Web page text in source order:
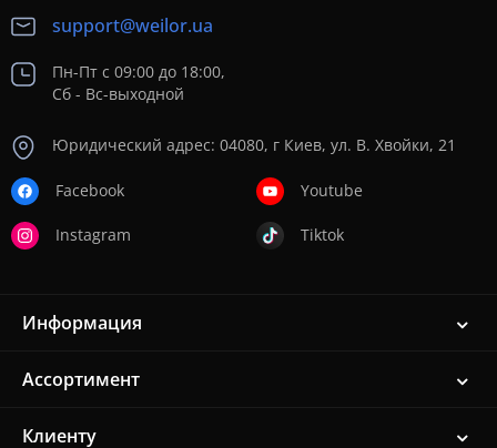
support@weilor.ua
Пн-Пт с 09:00 до 18:00,
Сб - Вс-выходной
Юридический адрес: 04080, г Киев, ул. В. Хвойки, 21
Facebook
Instagram
Youtube
Tiktok
Информация
Ассортимент
Клиенту